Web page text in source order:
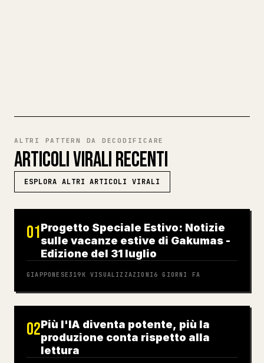
ALTRI PATTERN DA DECODIFICARE
ARTICOLI VIRALI RECENTI
ESPLORA ALTRI ARTICOLI VIRALI
01Progetto Speciale Estivo: Notizie
sulle vacanze estive di Gakumas -
Edizione del 31 luglio
GIAPPONESE319K VISUALIZZAZIONI 6 GIORNI FA
02Più l'IA diventa potente, più la
produzione conta rispetto alla
lettura